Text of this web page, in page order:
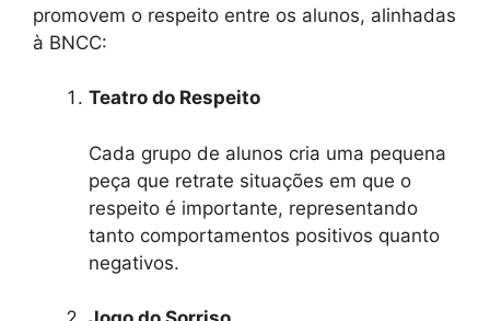
promovem o respeito entre os alunos, alinhadas
à BNCC:
Teatro do Respeito
Cada grupo de alunos cria uma pequena
peça que retrate situações em que o
respeito é importante, representando
tanto comportamentos positivos quanto
negativos.